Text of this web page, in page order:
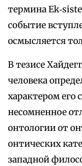
термина
событие
осмысляется
В тезисе
человека
характером его
несомненное
онтологии от
онтических
западной